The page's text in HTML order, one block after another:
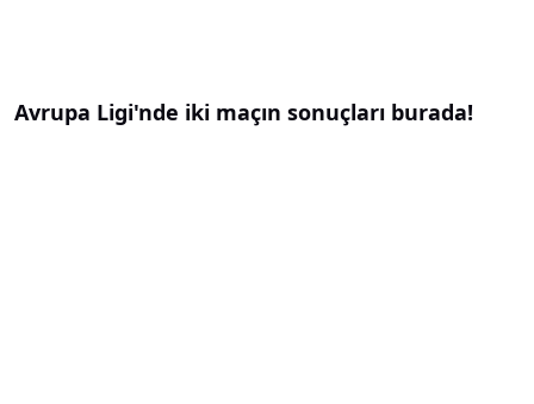
Avrupa Ligi'nde iki maçın sonuçları burada!